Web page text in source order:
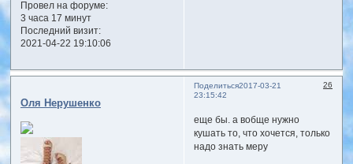
Провел на форуме:
3 часа 17 минут
Последний визит:
2021-04-22 19:10:06
Поделиться 26
2017-03-21
23:15:42
Оля Нерушенко
еще бы. а вобще нужно
кушать то, что хочется, только
надо знать меру